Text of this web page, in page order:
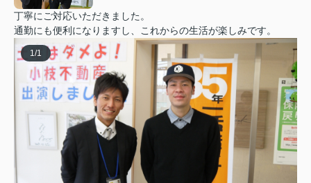
丁寧にご対応いただきました。
通勤にも便利になりますし、これからの生活が楽しみです。
1/1